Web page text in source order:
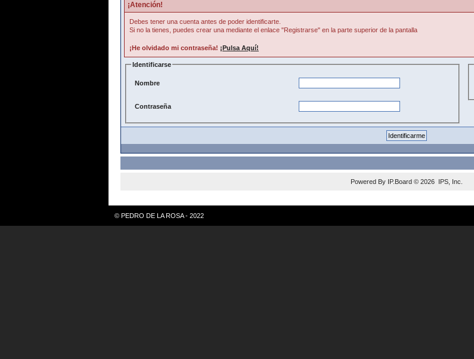
¡Atención!
Debes tener una cuenta antes de poder identificarte.
Si no la tienes, puedes crear una mediante el enlace "Registrarse" en la parte superior de la pantalla
¡He olvidado mi contraseña! ¡Pulsa Aquí!
Identificarse
Nombre
Contraseña
Powered By IP.Board © 2026 IPS, Inc
© PEDRO DE LA ROSA - 2022